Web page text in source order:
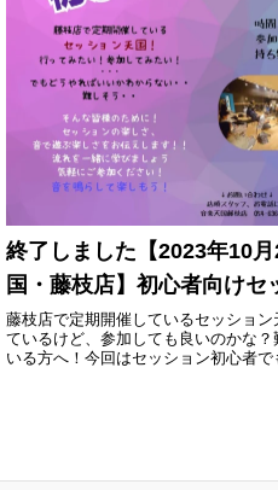
終了しました【2023年10
国・藤枝店】初心者向けセ
藤枝店で定期開催しているセッショ
ているけど、参加しても良いのかな
いる方へ！今回はセッション初心者で